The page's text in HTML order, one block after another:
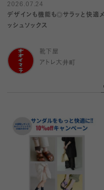
2026.07.24
デザインも機能も◎サラッと快適メ
ッシュソックス
靴下屋
アトレ大井町